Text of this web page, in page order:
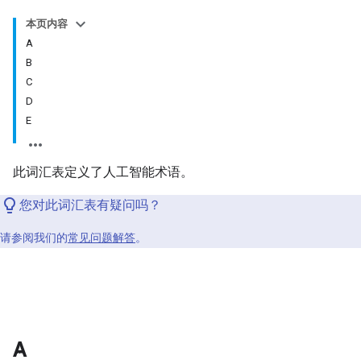
本页内容
A
B
C
D
E
此词汇表定义了人工智能术语。
您对此词汇表有疑问吗？
请参阅我们的常见问题解答。
A